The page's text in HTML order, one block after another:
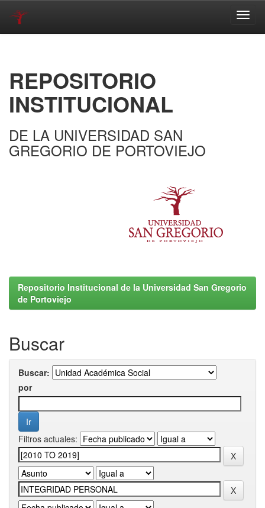
REPOSITORIO
INSTITUCIONAL
DE LA UNIVERSIDAD SAN
GREGORIO DE PORTOVIEJO
Repositorio Institucional de la Universidad San Gregorio
de Portoviejo
Buscar
Buscar:
por
Filtros actuales: